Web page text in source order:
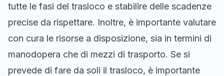
tutte le fasi del trasloco e stabilire delle scadenze
precise da rispettare. Inoltre, è importante valutare
con cura le risorse a disposizione, sia in termini di
manodopera che di mezzi di trasporto. Se si
prevede di fare da soli il trasloco, è importante